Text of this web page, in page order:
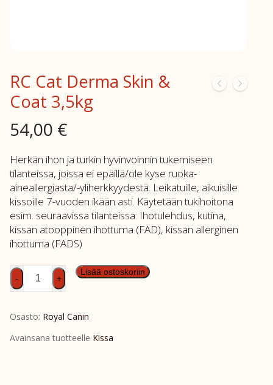
RC Cat Derma Skin &
Coat 3,5kg
54,00 €
Herkän ihon ja turkin hyvinvoinnin tukemiseen
tilanteissa, joissa ei epäillä/ole kyse ruoka-
aineallergiasta/-yliherkkyydestä. Leikatuille, aikuisille
kissoille 7-vuoden ikään asti. Käytetään tukihoitona
esim. seuraavissa tilanteissa: Ihotulehdus, kutina,
kissan atooppinen ihottuma (FAD), kissan allerginen
ihottuma (FADS)
RC
Cat
Skin
&
- +
Lisää ostoskoriin
Osasto: Royal Canin
Avainsana tuotteelle Kissa